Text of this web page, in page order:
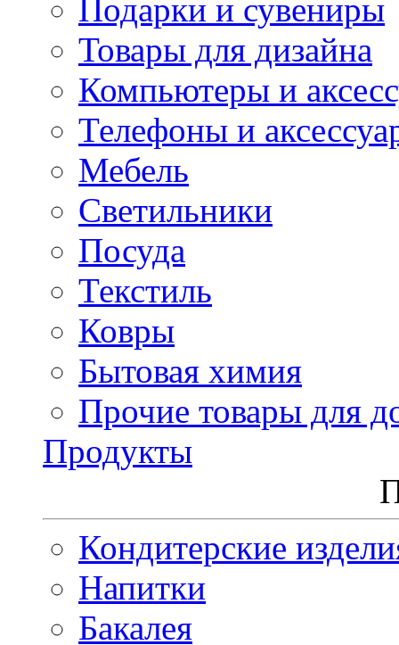
Подарки и сувениры
Товары для дизайна
Компьютеры и
Телефоны и
Мебель
Светильники
Посуда
Текстиль
Ковры
Бытовая химия
Прочие товары для
Продукты
Кондитерские
Напитки
Бакалея